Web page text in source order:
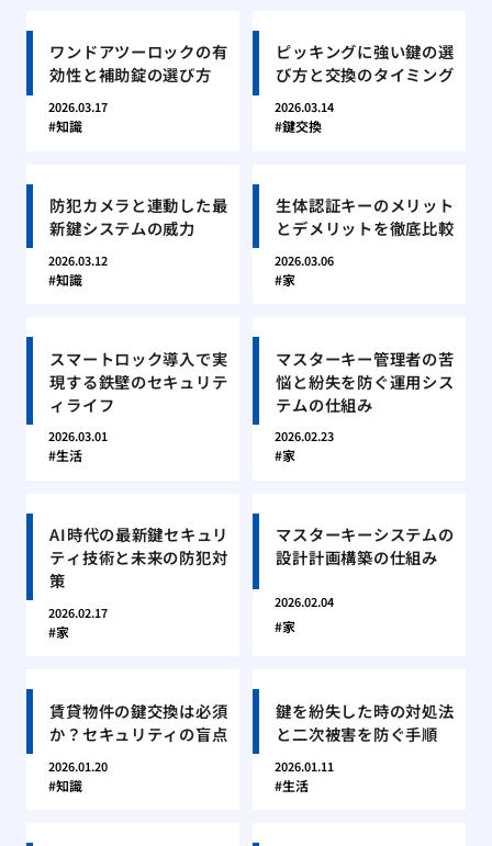
ワンドアツーロックの有
効性と補助錠の選び方
2026.03.17
知識
ピッキングに強い鍵の選
び方と交換のタイミング
2026.03.14
鍵交換
防犯カメラと連動した最
新鍵システムの威力
2026.03.12
知識
生体認証キーのメリット
とデメリットを徹底比較
2026.03.06
家
スマートロック導入で実
現する鉄壁のセキュリテ
ィライフ
2026.03.01
生活
マスターキー管理者の苦
悩と紛失を防ぐ運用シス
テムの仕組み
2026.02.23
家
AI時代の最新鍵セキュリ
ティ技術と未来の防犯対
策
2026.02.17
家
マスターキーシステムの
設計計画構築の仕組み
2026.02.04
家
賃貸物件の鍵交換は必須
か？セキュリティの盲点
2026.01.20
知識
鍵を紛失した時の対処法
と二次被害を防ぐ手順
2026.01.11
生活